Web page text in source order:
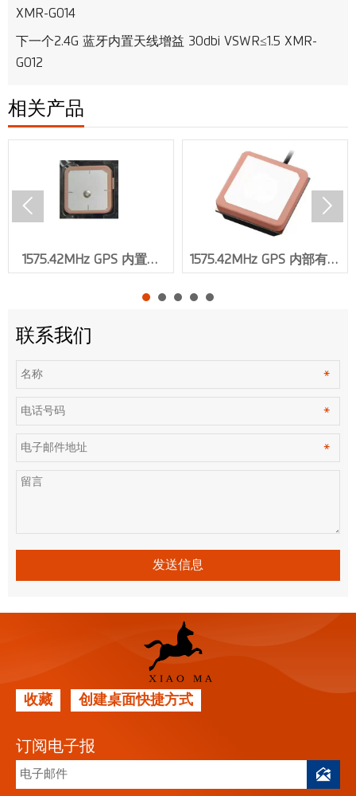
XMR-G014
下一个2.4G 蓝牙内置天线增益 30dbi VSWR≤1.5 XMR-
G012
相关产品
1575.42MHz GPS 内置天
线，增益 30dbi，
SMA/IPEX 连接器 XMR-
1575.42MHz GPS 内部有源
天线增益 30dbi VSWR≤1.5 .
IPEX 连接器 XMR-G015
 
联系我们
发送信息
收藏 创建桌面快捷方式
订阅电子报
